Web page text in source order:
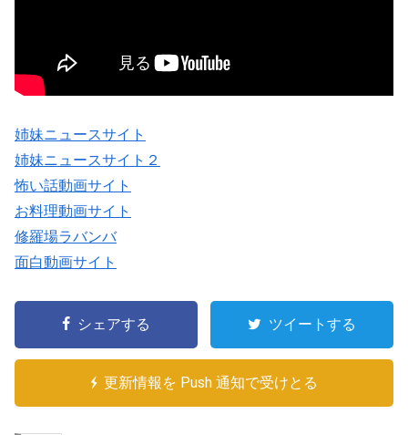
姉妹ニュースサイト
姉妹ニュースサイト２
怖い話動画サイト
お料理動画サイト
修羅場ラバンバ
面白動画サイト
シェアする ツイートする
更新情報を Push 通知で受けとる